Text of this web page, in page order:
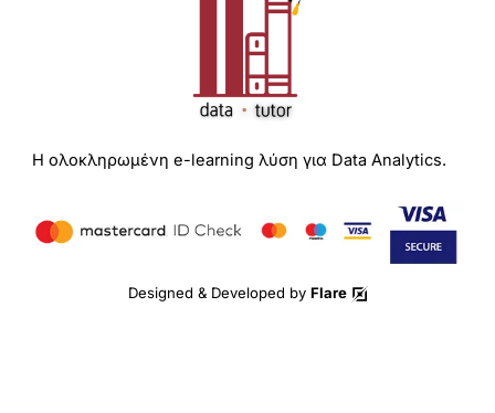
Η ολοκληρωμένη e-learning λύση για Data Analytics.
Designed & Developed by Flare